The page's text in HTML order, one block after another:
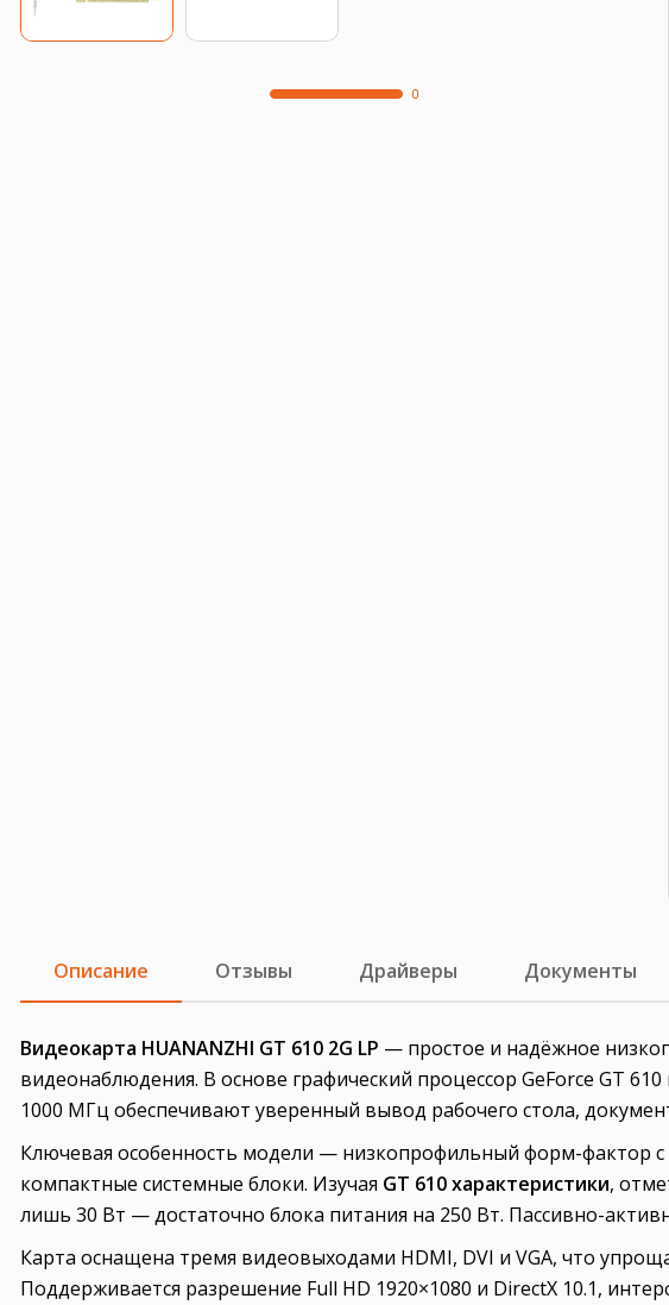
Описание Отзывы Драйверы Документы
Видеокарта HUANANZHI GT 610 2G LP — простое и надёжное
видеонаблюдения. В основе графический процессор GeForce GT
1000 МГц обеспечивают уверенный вывод рабочего стола,
Ключевая особенность модели — низкопрофильный форм-фактор с
компактные системные блоки. Изучая GT 610 характеристики,
лишь 30 Вт — достаточно блока питания на 250 Вт. Пассивно-
Карта оснащена тремя видеовыходами HDMI, DVI и VGA, что
Поддерживается разрешение Full HD 1920×1080 и DirectX 10.1,